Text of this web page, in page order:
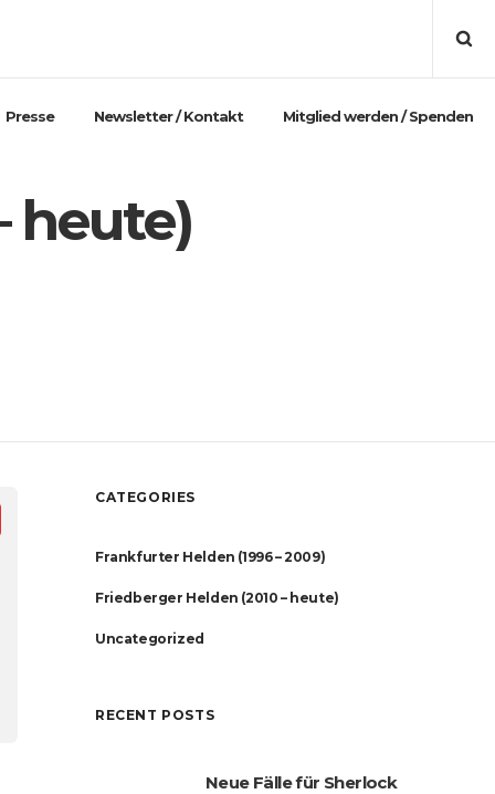
Presse Newsletter / Kontakt Mitglied werden / Spenden
heute)
CATEGORIES
Frankfurter Helden (1996 – 2009)
Friedberger Helden (2010 – heute)
Uncategorized
RECENT POSTS
Neue Fälle für Sherlock